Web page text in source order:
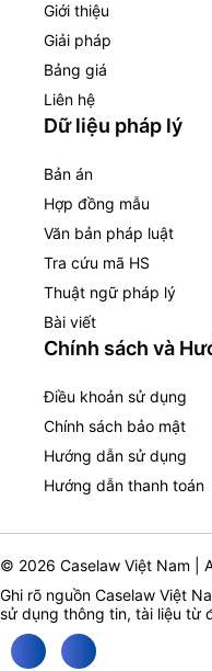
Giới thiệu
Giải pháp
Bảng giá
Liên hệ
Dữ liệu pháp lý
Bản án
Hợp đồng mẫu
Văn bản pháp luật
Tra cứu mã HS
Thuật ngữ pháp lý
Bài viết
Chính sách và
Điều khoản sử dụng
Chính sách bảo mật
Hướng dẫn sử dụng
Hướng dẫn thanh toán
© 2026 Caselaw Việt Nam |
Ghi rõ nguồn Caselaw Việt
sử dụng thông tin, tài liệu từ